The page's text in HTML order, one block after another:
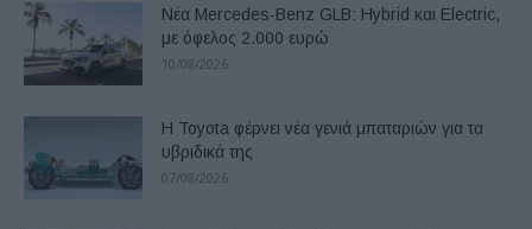
Νέα Mercedes-Benz GLB: Hybrid και Electric,
με όφελος 2.000 ευρώ
10/08/2026
Η Toyota φέρνει νέα γενιά μπαταριών για τα
υβριδικά της
07/08/2026